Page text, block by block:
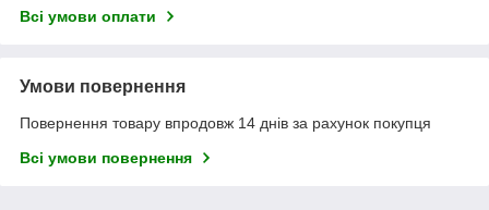
Всі умови оплати
Умови повернення
Повернення товару впродовж 14 днів за рахунок покупця
Всі умови повернення